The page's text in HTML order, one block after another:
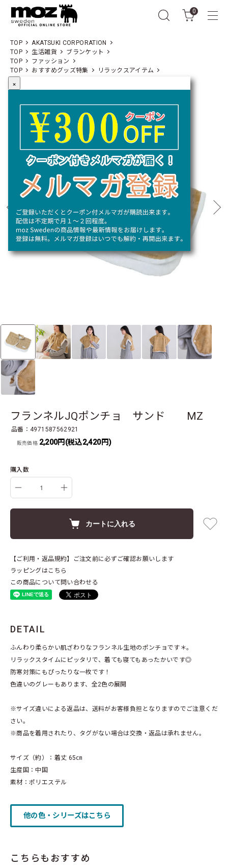
0
TOP
AKATSUKI CORPORATION
TOP
生活雑貨
ブランケット
TOP
ファッション
TOP
おすすめグッズ特集 リラックスアイテム
フランネルJQポンチョ サンド MZ
品番：4971587562921
販売価格 2,200円(税込2,420円)
購入数
カートに入れる
【ご利用・返品規約】ご注文前に必ずご確認お願いします
ラッピングはこちら
この商品について問い合わせる
DETAIL
ふんわり柔らかい肌ざわりなフランネル生地のポンチョです＊。
リラックスタイムにピッタリで、着ても寝てもあったかいです◎
防寒対策にもぴったりな一枚です！
色違いのグレーもあります、全2色の展開
※サイズ違いによる返品は、送料がお客様負担となりますのでご注意くだ
さい。
※商品を着用されたり、タグがない場合は交換・返品は承れません。
サイズ（約）：着丈 65㎝
生産国：中国
素材：ポリエステル
他の色・シリーズはこちら
こちらもおすすめ
×